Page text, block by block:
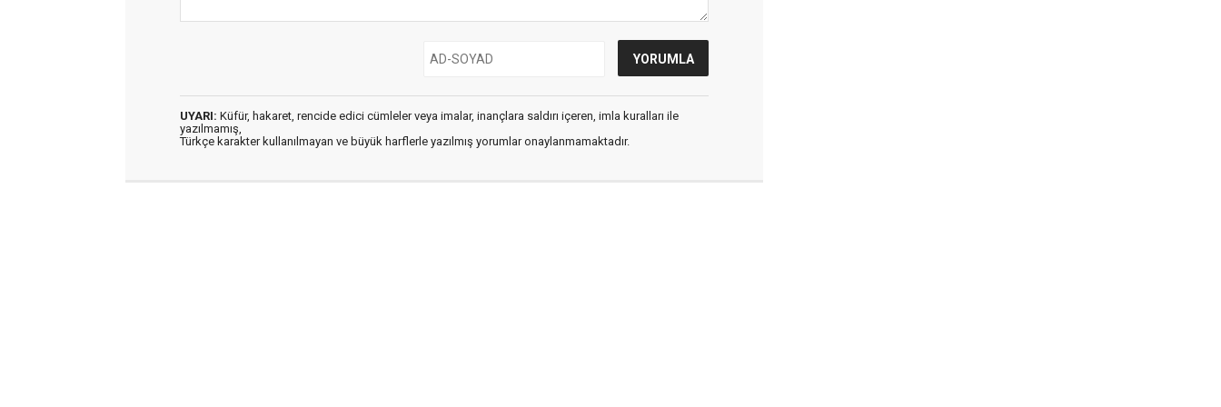
UYARI: Küfür, hakaret, rencide edici cümleler veya imalar, inançlara saldırı içeren, imla kuralları ile
yazılmamış,
Türkçe karakter kullanılmayan ve büyük harflerle yazılmış yorumlar onaylanmamaktadır.